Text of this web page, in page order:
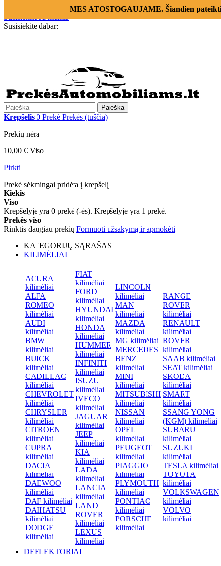
MES ATOSTOGAUJAME. Šiandien
Susisiekite su mumis
Susisiekite dabar:
Paieška
Krepšelis 0 Prekė Prekės (tuščia)
Prekių nėra
10,00 € Viso
Pirkti
Prekė sėkmingai pridėta į krepšelį
Kiekis
Viso
Krepšelyje yra 0 prekė (-ės). Krepšelyje yra 1 prekė.
Prekės viso
Rinktis daugiau prekių Formuoti užsakymą ir apmokėti
KATEGORIJŲ SĄRAŠAS
KILIMĖLIAI
ACURA
kilimėliai
ALFA
ROMEO
kilimėliai
AUDI
kilimėliai
BMW
kilimėliai
BUICK
kilimėliai
CADILLAC
kilimėliai
CHEVROLET
kilimėliai
CHRYSLER
kilimėliai
CITROEN
kilimėliai
CUPRA
kilimėliai
DACIA
kilimėliai
DAEWOO
kilimėliai
DAF kilimėliai
DAIHATSU
kilimėliai
DODGE
kilimėliai
FIAT
kilimėliai
FORD
kilimėliai
HYUNDAI
kilimėliai
HONDA
kilimėliai
HUMMER
kilimėliai
INFINITI
kilimėliai
ISUZU
kilimėliai
IVECO
kilimėliai
JAGUAR
kilimėliai
JEEP
kilimėliai
KIA
kilimėliai
LADA
kilimėliai
LANCIA
kilimėliai
LAND
ROVER
kilimėliai
LEXUS
kilimėliai
LINCOLN
kilimėliai
MAN
kilimėliai
MAZDA
kilimėliai
MG kilimėliai
MERCEDES
BENZ
kilimėliai
MINI
kilimėliai
MITSUBISHI
kilimėliai
NISSAN
kilimėliai
OPEL
kilimėliai
PEUGEOT
kilimėliai
PIAGGIO
kilimėliai
PLYMOUTH
kilimėliai
PONTIAC
kilimėliai
PORSCHE
kilimėliai
RANGE
ROVER
kilimėliai
RENAULT
kilimėliai
ROVER
kilimėliai
SAAB kilimėliai
SEAT kilimėliai
SKODA
kilimėliai
SMART
kilimėliai
SSANG YONG
(KGM) kilimėliai
SUBARU
kilimėliai
SUZUKI
kilimėliai
TESLA kilimėliai
TOYOTA
kilimėliai
VOLKSWAGEN
kilimėliai
VOLVO
kilimėliai
DEFLEKTORIAI